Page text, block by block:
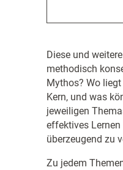
Diese und
methodisch
Mythos? Wo
Kern, und was
jeweiligen
effektives
überzeugend zu
Zu jedem